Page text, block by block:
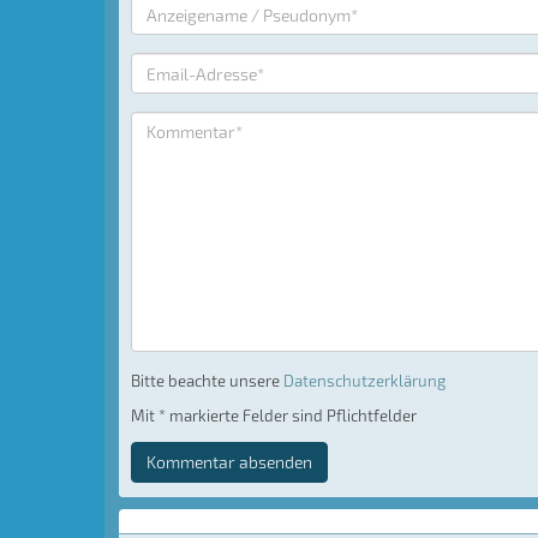
Bitte beachte unsere Datenschutzerklärung
Mit * markierte Felder sind Pflichtfelder
Kommentar absenden